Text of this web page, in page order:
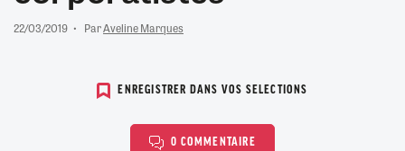
22/03/2019 ParAveline Marques
ENREGISTRER DANS VOS SELECTIONS
0 COMMENTAIRE